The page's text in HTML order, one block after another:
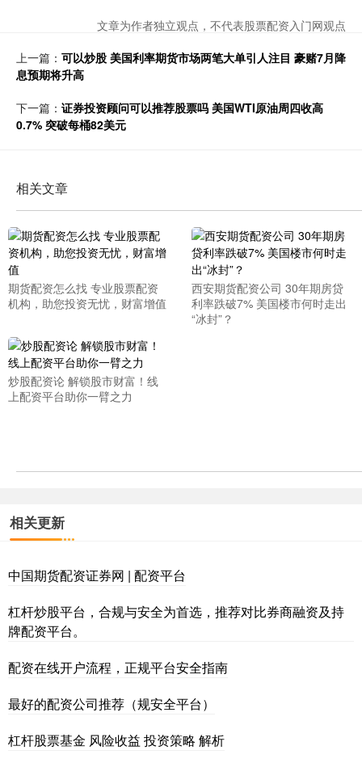
文章为作者独立观点，不代表股票配资入门网观点
上一篇： 可以炒股 美国利率期货市场两笔大单引人注目 豪赌7月降
息预期将升高
下一篇： 证券投资顾问可以推荐股票吗 美国WTI原油周四收高
0.7% 突破每桶82美元
相关文章
期货配资怎么找 专业股票配资
机构，助您投资无忧，财富增值
西安期货配资公司 30年期房贷
利率跌破7% 美国楼市何时走出
“冰封”？
炒股配资论 解锁股市财富！线
上配资平台助你一臂之力
相关更新
中国期货配资证券网 | 配资平台
杠杆炒股平台，合规与安全为首选，推荐对比券商融资及持
牌配资平台。
配资在线开户流程，正规平台安全指南
最好的配资公司推荐（规安全平台）
杠杆股票基金 风险收益 投资策略 解析